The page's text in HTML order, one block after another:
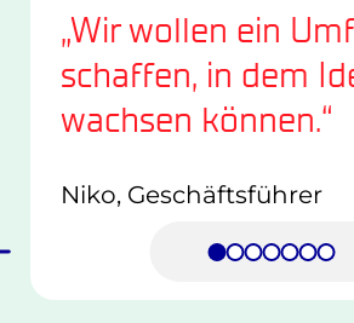
ein Umfeld
in dem Ideen
ist bei uns
– und genau
Alltag